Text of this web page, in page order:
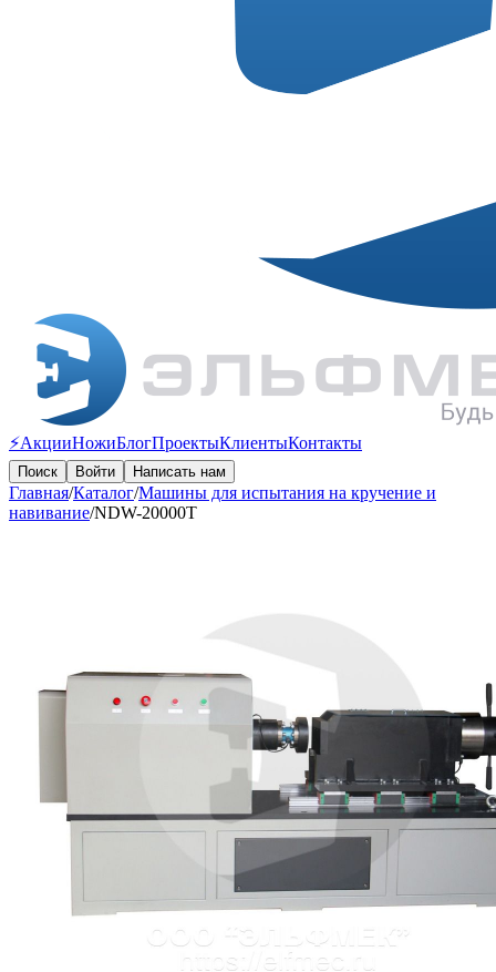
⚡️АкцииНожиБлогПроектыКлиентыКонтакты
Поиск Войти Написать нам
Главная/Каталог/Машины для испытания на кручение и
навивание/NDW-20000T